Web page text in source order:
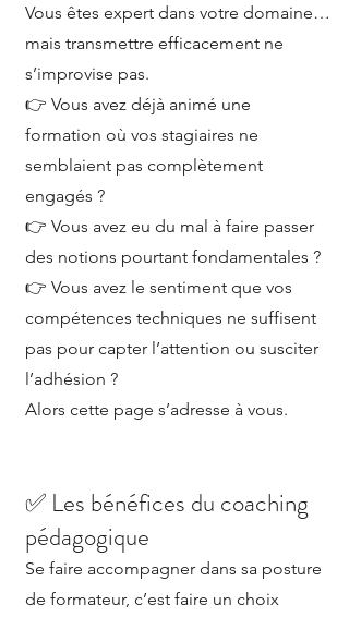
Vous êtes expert dans votre domaine…
mais transmettre efficacement ne
s’improvise pas.
👉 Vous avez déjà animé une
formation où vos stagiaires ne
semblaient pas complètement
engagés ?
👉 Vous avez eu du mal à faire passer
des notions pourtant fondamentales ?
👉 Vous avez le sentiment que vos
compétences techniques ne suffisent
pas pour capter l’attention ou susciter
l’adhésion ?
Alors cette page s’adresse à vous.
✅ Les bénéfices du coaching
pédagogique
Se faire accompagner dans sa posture
de formateur, c’est faire un choix